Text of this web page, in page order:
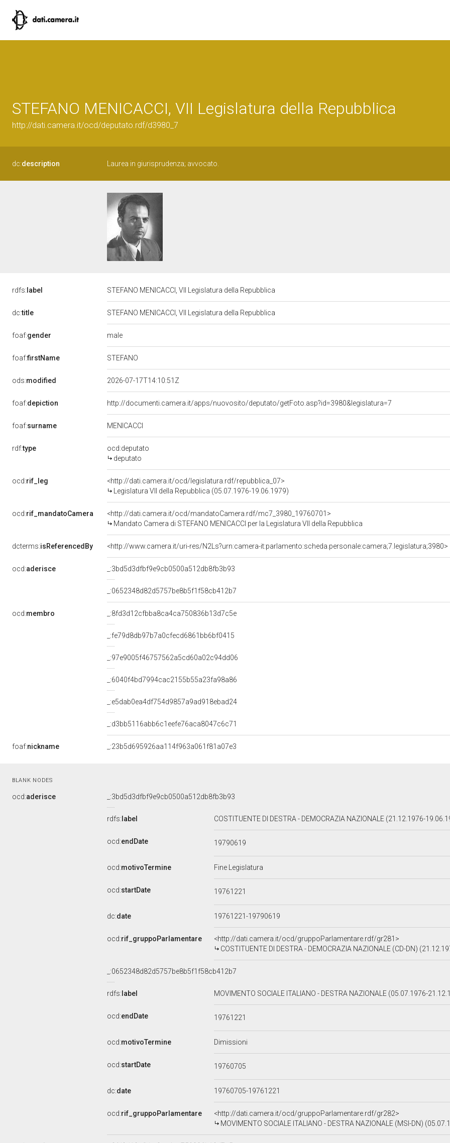
STEFANO MENICACCI, VII Legislatura della Repubblica
http://dati.camera.it/ocd/deputato.rdf/d3980_7
dc:description Laurea in giurisprudenza; avvocato.
rdfs: label STEFANO MENICACCI, VII Legislatura della Repubblica
dc:title STEFANO MENICACCI, VII Legislatura della Repubblica
foaf:gender male
foaf:firstName STEFANO
ods:modified 2026-07-17T14:10:51Z
foaf:depiction http://documenti.camera.it/apps/nuovosito/deputato/getFoto.asp?id=3980&legislatura=7
foaf:surname MENICACCI
rdf:type
ocd:deputato
deputato
ocd:rif_leg
<http://dati.camera.it/ocd/legislatura.rdf/repubblica_07>
Legislatura VII della Repubblica (05.07.1976-19.06.1979)
ocd:rif_mandatoCamera
<http://dati.camera.it/ocd/mandatoCamera.rdf/mc7_3980_19760701>
Mandato Camera di STEFANO MENICACCI per la Legislatura VII della Repubblica
dcterms:isReferencedBy <http://www.camera.it/uri-res/N2Ls?urn:camera-it:parlamento:scheda.personale:camera;7.legislatura;3980>
ocd:aderisce _:3bd5d3dfbf9e9cb0500a512db8fb3b93
_:0652348d82d5757be8b5f1f58cb412b7
ocd:membro _:8fd3d12cfbba8ca4ca750836b13d7c5e
_:fe79d8db97b7a0cfecd6861bb6bf0415
_:97e9005f46757562a5cd60a02c94dd06
_:6040f4bd7994cac2155b55a23fa98a86
_:e5dab0ea4df754d9857a9ad918ebad24
_:d3bb5116abb6c1eefe76aca8047c6c71
foaf:nickname _:23b5d695926aa114f963a061f81a07e3
BLANK NODES
ocd:aderisce _:3bd5d3dfbf9e9cb0500a512db8fb3b93
rdfs: label COSTITUENTE DI DESTRA - DEMOCRAZIA NAZIONALE (21.12.1976-
ocd:endDate 19790619
ocd:motivoTermine Fine Legislatura
ocd:startDate 19761221
dc:date 19761221-19790619
ocd:rif_gruppoParlamentare
<http://dati.camera.it/ocd/gruppoParlamentare.rdf/gr281>
COSTITUENTE DI DESTRA - DEMOCRAZIA NAZIONALE (CD-DN)
_:0652348d82d5757be8b5f1f58cb412b7
rdfs: label MOVIMENTO SOCIALE ITALIANO - DESTRA NAZIONALE (05.07.1976-
ocd:endDate 19761221
ocd:motivoTermine Dimissioni
ocd:startDate 19760705
dc:date 19760705-19761221
ocd:rif_gruppoParlamentare
<http://dati.camera.it/ocd/gruppoParlamentare.rdf/gr282>
MOVIMENTO SOCIALE ITALIANO - DESTRA NAZIONALE (MSI-DN)